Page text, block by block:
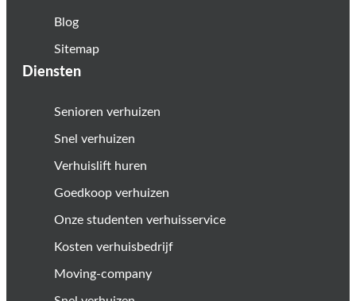
Blog
Sitemap
Diensten
Senioren verhuizen
Snel verhuizen
Verhuislift huren
Goedkoop verhuizen
Onze studenten verhuisservice
Kosten verhuisbedrijf
Moving-company